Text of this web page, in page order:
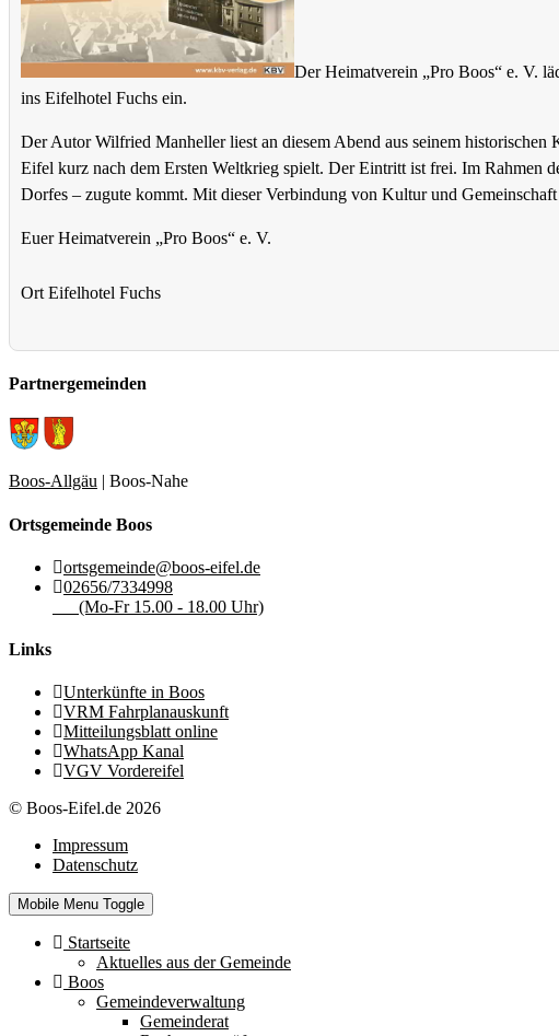
Der Heimatverein „Pro Boos“ e. V.
ins Eifelhotel Fuchs ein.
Der Autor Wilfried Manheller liest an diesem Abend aus seinem
Eifel kurz nach dem Ersten Weltkrieg spielt. Der Eintritt ist frei. Im Rahmen
Dorfes – zugute kommt. Mit dieser Verbindung von Kultur und
Euer Heimatverein „Pro Boos“ e. V.
Ort Eifelhotel Fuchs
Partnergemeinden
Boos-Allgäu | Boos-Nahe
Ortsgemeinde Boos
ortsgemeinde@boos-eifel.de
02656/7334998
(Mo-Fr 15.00 - 18.00 Uhr)
Links
Unterkünfte in Boos
VRM Fahrplanauskunft
Mitteilungsblatt online
WhatsApp Kanal
VGV Vordereifel
© Boos-Eifel.de 2026
Impressum
Datenschutz
Mobile Menu Toggle
Startseite
Aktuelles aus der Gemeinde
Boos
Gemeindeverwaltung
Gemeinderat